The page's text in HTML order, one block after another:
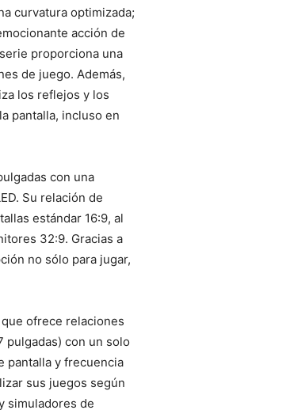
curvatura optimizada;
acción de
proporciona una
de juego. Además,
los reflejos y los
pantalla, incluso en
con una
Su relación de
estándar 16:9, al
32:9. Gracias a
no sólo para jugar,
ofrece relaciones
pulgadas) con un solo
pantalla y frecuencia
sus juegos según
simuladores de